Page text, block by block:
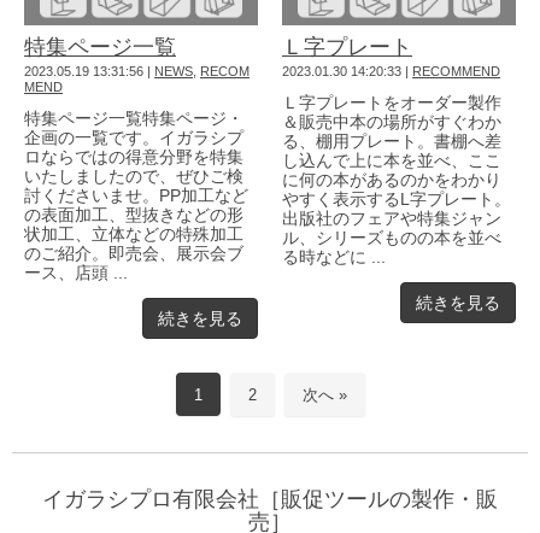
特集ページ一覧
2023.05.19 13:31:56 NEWS
RECOM
MEND
特集ページ一覧特集ページ・
企画の一覧です。イガラシプ
ロならではの得意分野を特集
いたしましたので、ぜひご検
討くださいませ。PP加工など
の表面加工、型抜きなどの形
状加工、立体などの特殊加工
のご紹介。即売会、展示会ブ
ース、店頭 ...
続きを見る
Ｌ字プレート
2023.01.30 14:20:33 RECOMMEND
Ｌ字プレートをオーダー製作
＆販売中本の場所がすぐわか
る、棚用プレート。書棚へ差
し込んで上に本を並べ、ここ
に何の本があるのかをわかり
やすく表示するL字プレート。
出版社のフェアや特集ジャン
ル、シリーズものの本を並べ
る時などに ...
続きを見る
1 2 次へ »
イガラシプロ有限会社［販促ツールの製作・販
売］